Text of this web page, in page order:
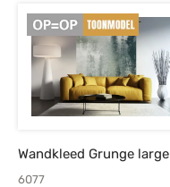
Wandkleed Grunge large
6077